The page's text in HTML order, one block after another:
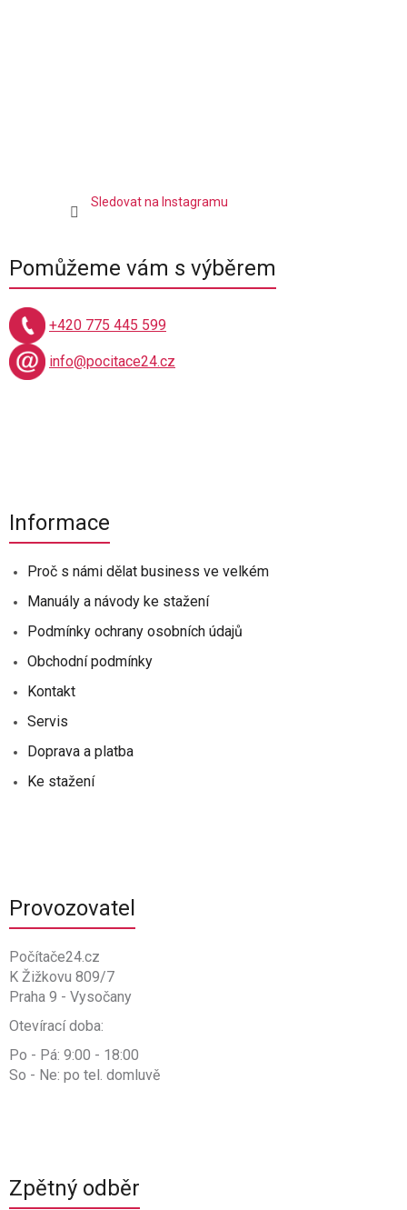
Sledovat na Instagramu
Pomůžeme vám s výběrem
+420 775 445 599
info@pocitace24.cz
Informace
Proč s námi dělat business ve velkém
Manuály a návody ke stažení
Podmínky ochrany osobních údajů
Obchodní podmínky
Kontakt
Servis
Doprava a platba
Ke stažení
Provozovatel
Počítače24.cz
K Žižkovu 809/7
Praha 9 - Vysočany
Otevírací doba:
Po - Pá: 9:00 - 18:00
So - Ne: po tel. domluvě
Zpětný odběr